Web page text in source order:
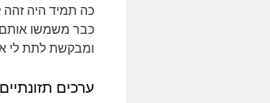
כה תמיד היה זהה
כבר משמשו אותם
ומבקשת לתת לי
ערכים תזונתיים ל-